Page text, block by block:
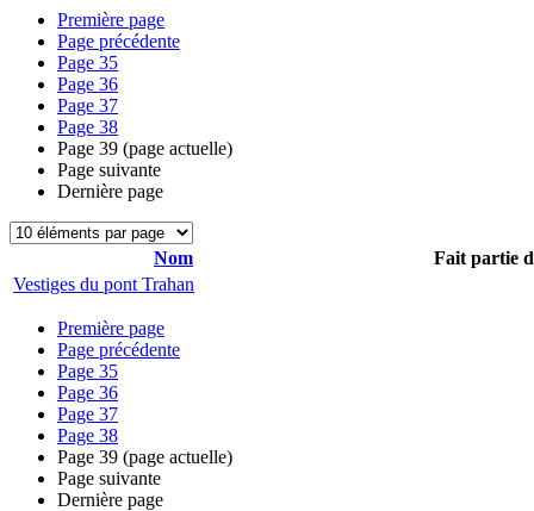
Première page
Page précédente
Page 35
Page 36
Page 37
Page 38
Page 39 (page actuelle)
Page suivante
Dernière page
Nom
Fait partie
Vestiges du pont Trahan
Première page
Page précédente
Page 35
Page 36
Page 37
Page 38
Page 39 (page actuelle)
Page suivante
Dernière page